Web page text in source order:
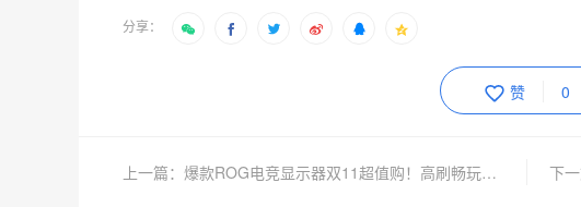
分享：
赞 0
上一篇：爆款ROG电竞显示器双11超值购！高刷畅玩《无畏契约》！